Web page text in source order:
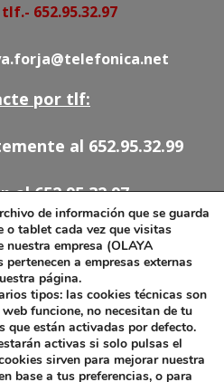
652.95.32.97
por tlf:
al 652.95.32.99
al 652.95.32.97
Legal
de información que se guarda
o tablet cada vez que visitas
empresa (OLAYA
pertenecen a empresas externas
página.
tipos: las cookies técnicas son
funcione, no necesitan de tu
que están activadas por defecto.
activas si solo pulsas el
sirven para mejorar nuestra
base a tus preferencias, o para